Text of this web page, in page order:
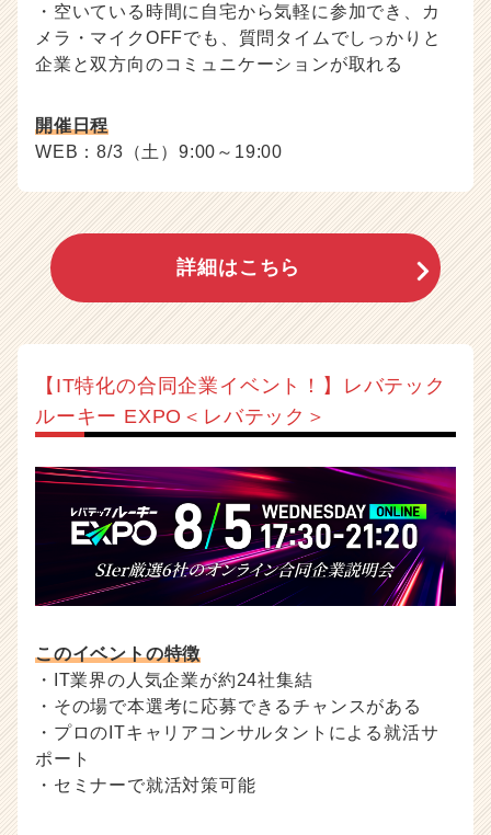
・空いている時間に自宅から気軽に参加でき、カ
メラ・マイクOFFでも、質問タイムでしっかりと
企業と双方向のコミュニケーションが取れる
開催日程
WEB：8/3（土）9:00～19:00
詳細はこちら
【IT特化の合同企業イベント！】レバテック
ルーキー EXPO＜レバテック＞
このイベントの特徴
・IT業界の人気企業が約24社集結
・その場で本選考に応募できるチャンスがある
・プロのITキャリアコンサルタントによる就活サ
ポート
・セミナーで就活対策可能